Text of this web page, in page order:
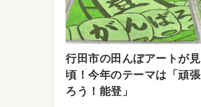
行田市の田んぼアートが見
頃！今年のテーマは「頑張
ろう！能登」